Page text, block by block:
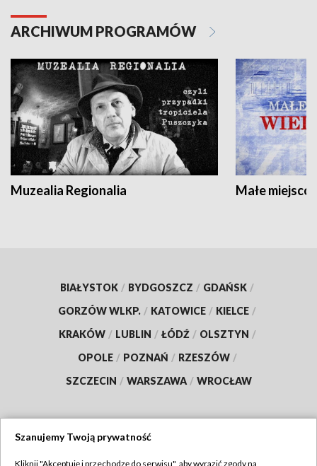
ARCHIWUM PROGRAMÓW
Muzealia Regionalia Małe
BIAŁYSTOK / BYDGOSZCZ / GDAŃSK /
GORZÓW WLKP. / KATOWICE / KIELCE /
KRAKÓW / LUBLIN / ŁÓDŹ / OLSZTYN /
OPOLE / POZNAŃ / RZESZÓW /
SZCZECIN / WARSZAWA / WROCŁAW
Szanujemy Twoją prywatność
Kliknij "Akceptuję i przechodzę do serwisu", aby wyrazić zgody na